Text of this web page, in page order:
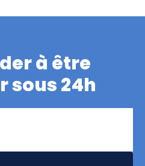
à être
sous 24h